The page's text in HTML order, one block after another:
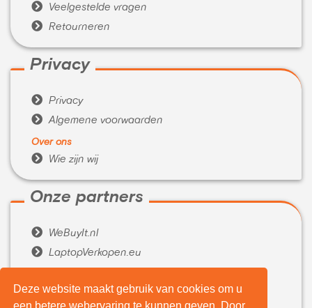
Deze website maakt gebruik van cookies om u
een betere webervaring te kunnen geven. Door
 Veelgestelde vragen
 Retourneren
Privacy
 Privacy
 Algemene voorwaarden
Over ons
 Wie zijn wij
Onze partners
 WeBuyIt.nl
 LaptopVerkopen.eu
